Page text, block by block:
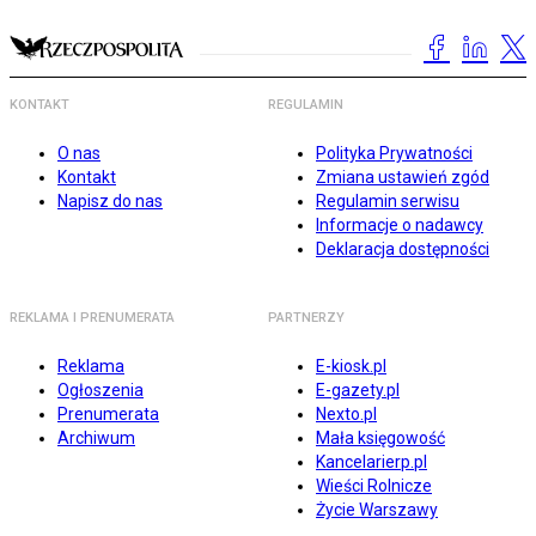
KONTAKT
O nas
Kontakt
Napisz do nas
REGULAMIN
Polityka Prywatności
Zmiana ustawień zgód
Regulamin serwisu
Informacje o nadawcy
Deklaracja dostępności
REKLAMA I PRENUMERATA
Reklama
Ogłoszenia
Prenumerata
Archiwum
PARTNERZY
E-kiosk.pl
E-gazety.pl
Nexto.pl
Mała księgowość
Kancelarierp.pl
Wieści Rolnicze
Życie Warszawy